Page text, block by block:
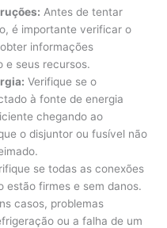
Antes de tentar
é importante verificar o
informações
e seus recursos.
Verifique se o
à fonte de energia
chegando ao
o disjuntor ou fusível não
se todas as conexões
estão firmes e sem danos.
casos, problemas
ou a falha de um